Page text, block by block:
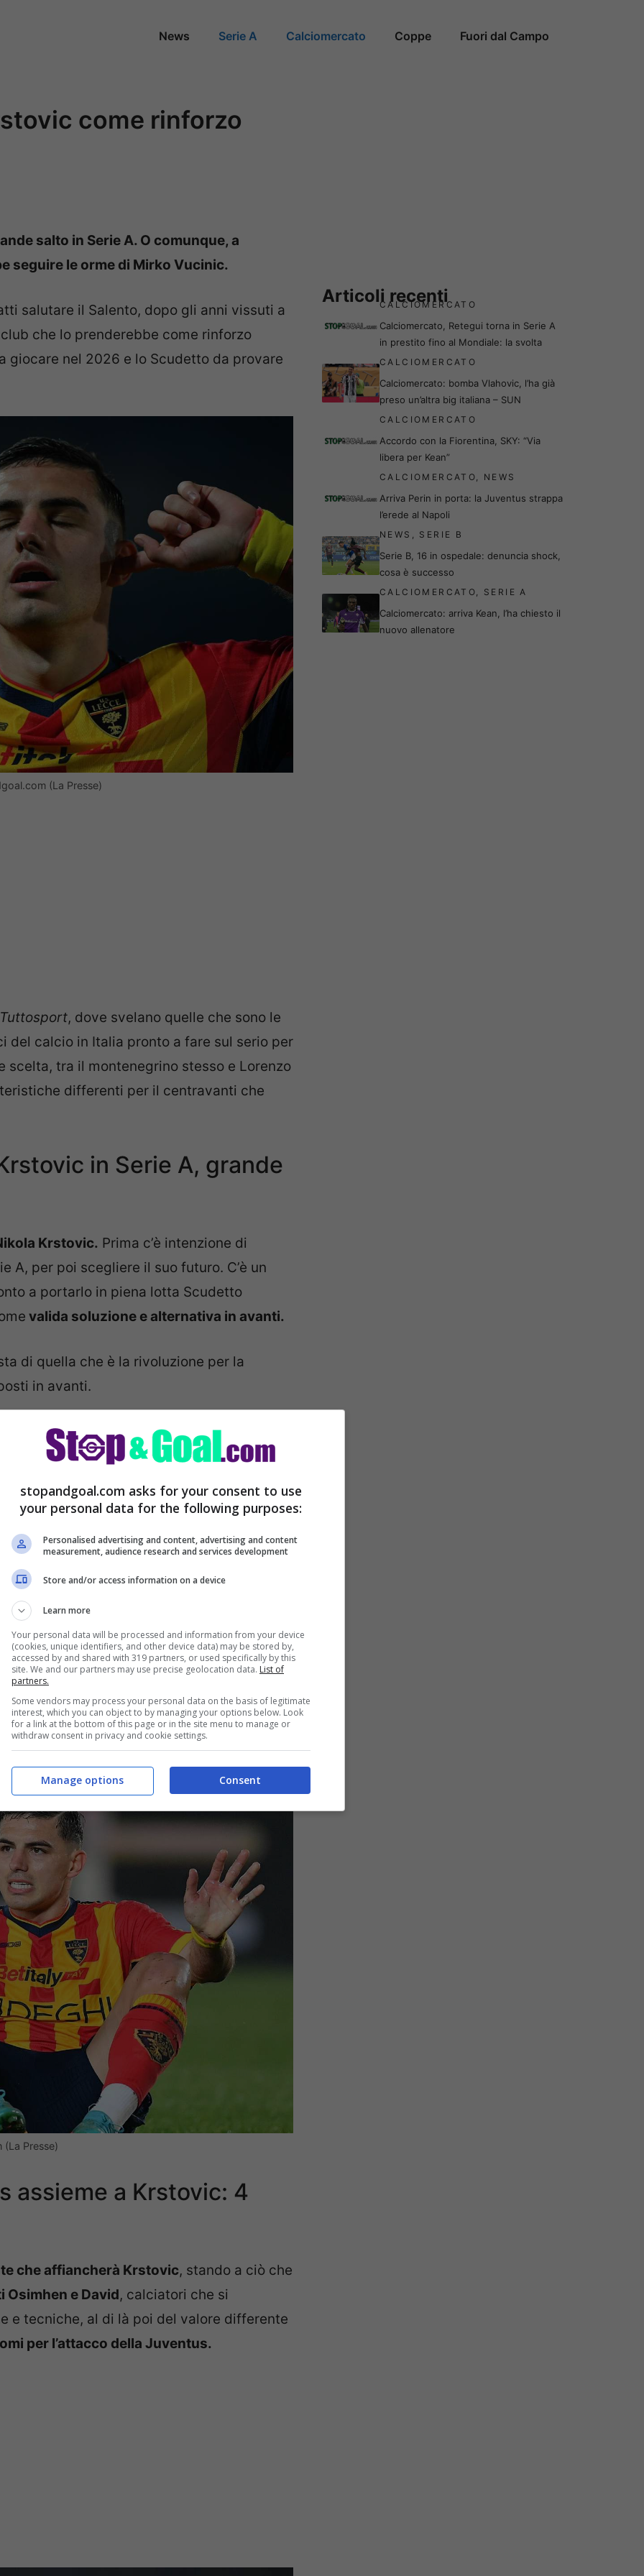
News Serie A Calciomercato Coppe Fuori dal Campo
come rinforzo
salto in Serie A. O comunque, a
seguire le orme di Mirko Vucinic.
salutare il Salento, dopo gli anni vissuti a
che lo prenderebbe come rinforzo
giocare nel 2026 e lo Scudetto da provare
(La Presse)
Tuttosport, dove svelano quelle che sono le
del calcio in Italia pronto a fare sul serio per
scelta, tra il montenegrino stesso e Lorenzo
differenti per il centravanti che
in Serie A, grande
Krstovic. Prima c’è intenzione di
A, per poi scegliere il suo futuro. C’è un
a portarlo in piena lotta Scudetto
valida soluzione e alternativa in avanti.
di quella che è la rivoluzione per la
in avanti.
da circa 50 o 60 milioni e l’altro per
con ritorno al PSG per Kolo
prendendo Krstovic in estate, si
un altro grande centravanti che i
un cerchio che si stringe per Giuntoli, in
Presse)
assieme a Krstovic: 4
che affiancherà Krstovic, stando a ciò che
Osimhen e David, calciatori che si
e tecniche, al di là poi del valore differente
per l’attacco della Juventus.
Articoli recenti
CALCIOMERCATO
Calciomercato, Retegui torna in Serie A
in prestito fino al Mondiale: la svolta
CALCIOMERCATO
Calciomercato: bomba Vlahovic, l’ha già
preso un’altra big italiana – SUN
CALCIOMERCATO
Accordo con la Fiorentina, SKY: “Via
libera per Kean”
CALCIOMERCATO, NEWS
Arriva Perin in porta: la Juventus strappa
l’erede al Napoli
NEWS , SERIE B
Serie B, 16 in ospedale: denuncia shock,
cosa è successo
CALCIOMERCATO, SERIE A
Calciomercato: arriva Kean, l’ha chiesto il
nuovo allenatore
stopandgoal.com asks for your consent to use
your personal data for the following purposes:
Personalised advertising and content, advertising and content
measurement, audience research and services development
Store and/or access information on a device
Learn more
Your personal data will be processed and information from your device
(cookies, unique identifiers, and other device data) may be stored by,
accessed by and shared with 319 partners, or used specifically by this
site. We and our partners may use precise geolocation data. List of
partners.
Some vendors may process your personal data on the basis of legitimate
interest, which you can object to by managing your options below. Look
for a link at the bottom of this page or in the site menu to manage or
withdraw consent in privacy and cookie settings.
Consent
Manage options